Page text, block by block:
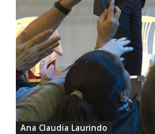
Ana Claudia Laurindo